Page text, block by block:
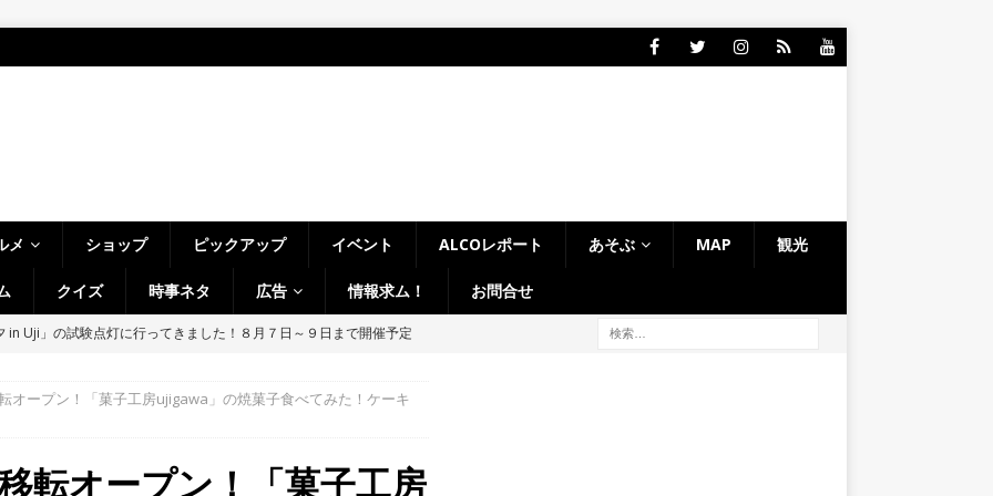
メ ショップ ピックアップ イベント ALCOレポート あそぶ MAP 観光
クイズ 時事ネタ 広告 情報求ム！ お問合せ
日イベントまとめ！夏祭り、ライトアップ、グルメなどワイワイ盛
オープン！「菓子工房ujigawa」の焼菓子食べてみた！ケーキ
転オープン！「菓子工房